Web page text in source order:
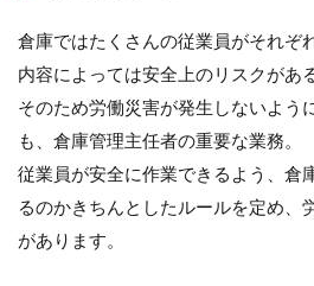
ッ
プ
さ
せ
に
は
7
ま
倉庫ではたくさんの従業員がそれぞ
内容によっては安全上のリスクがあ
そのため労働災害が発生しないよう
も、倉庫管理主任者の重要な業務。
従業員が安全に作業できるよう、倉
るのかきちんとしたルールを定め、
があります。